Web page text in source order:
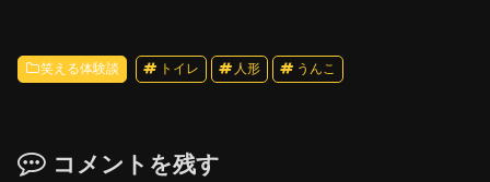
笑える体験談 トイレ 人形 うんこ
コメントを残す